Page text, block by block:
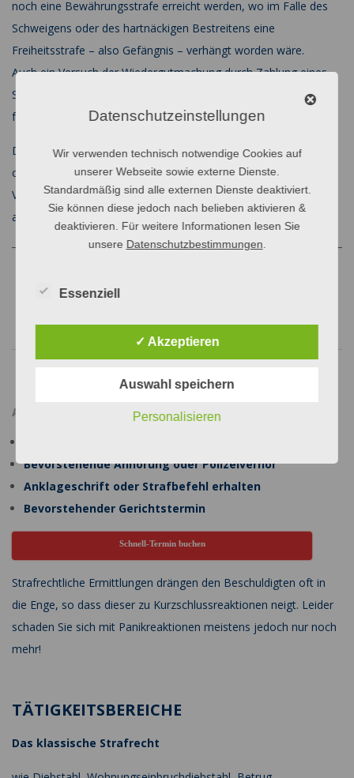
noch eine Bewährungsstrafe erreicht werden, wo im Falle des
Schweigens oder des hartnäckigen Bestreitens eine
Freiheitsstrafe – also Gefängnis – verhängt worden wäre.
Auch ein Versuch der Wiedergutmachung durch Zahlung eines
Schmerzensgeldes kann zu einer erheblich milderen Strafe
führen.
Dem Verteidiger gegenüber die Vorwürfe zuzugeben und sich
offenbaren kann einem Mandanten schwer fallen. Dennoch ist
Vertrauen gegenüber dem Strafverteidiger unbedingt
angebracht.
Sexualstrafrecht Strategien
2017-
AKTUELL BETROFFEN?
Bevorstehende Anhörung oder Polizeiverhör
Anklageschrift oder Strafbefehl erhalten
Bevorstehender Gerichtstermin
Schnell-Termin buchen
Strafrechtliche Ermittlungen drängen den Beschuldigten oft in
die Enge, so dass dieser zu Kurzschlussreaktionen neigt. Leider
schaden Sie sich mit Panikreaktionen meistens jedoch nur noch
mehr!
TÄTIGKEITSBEREICHE
Das klassische Strafrecht
Datenschutzeinstellungen
Wir verwenden technisch notwendige Cookies auf
unserer Webseite sowie externe Dienste.
Standardmäßig sind alle externen Dienste deaktiviert.
Sie können diese jedoch nach belieben aktivieren &
deaktivieren. Für weitere Informationen lesen Sie
unsere Datenschutzbestimmungen
Essenziell
✓ Akzeptieren
Auswahl speichern
Personalisieren